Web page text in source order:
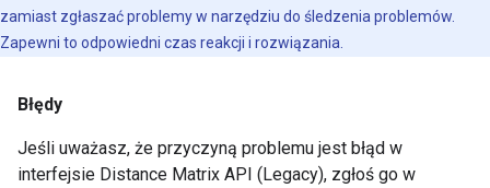
zamiast zgłaszać problemy w narzędziu do śledzenia problemów.
Zapewni to odpowiedni czas reakcji i rozwiązania.
Błędy
Jeśli uważasz, że przyczyną problemu jest błąd w
interfejsie Distance Matrix API (Legacy), zgłoś go w